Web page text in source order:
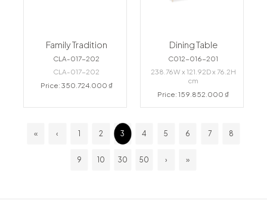
Family Tradition
CLA-017-202
CLA-017-202
Price: 350.724.000 ₫
Dining Table
C012-016-201
238.76W x 121.92D x 76.2H
cm
Price: 159.852.000 ₫
« ‹ 1 2 3 4 5 6 7 8
9 10 30 50 › »